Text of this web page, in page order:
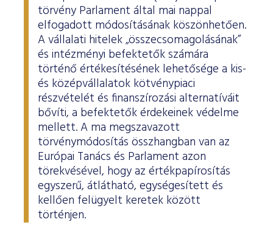
törvény Parlament által mai nappal
elfogadott módosításának köszönhetően.
A vállalati hitelek „összecsomagolásának”
és intézményi befektetők számára
történő értékesítésének lehetősége a kis-
és középvállalatok kötvénypiaci
részvételét és finanszírozási alternatíváit
bővíti, a befektetők érdekeinek védelme
mellett. A ma megszavazott
törvénymódosítás összhangban van az
Európai Tanács és Parlament azon
törekvésével, hogy az értékpapírosítás
egyszerű, átlátható, egységesített és
kellően felügyelt keretek között
történjen.